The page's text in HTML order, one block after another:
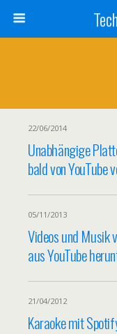
22/06/2014
Unabhängige
bald von YouTube
05/11/2013
Videos und Musik
aus YouTube
21/04/2012
Karaoke mit